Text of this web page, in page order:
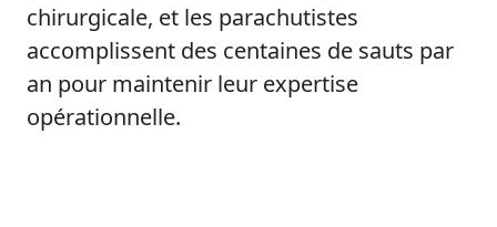
chirurgicale, et les parachutistes
accomplissent des centaines de sauts par
an pour maintenir leur expertise
opérationnelle.